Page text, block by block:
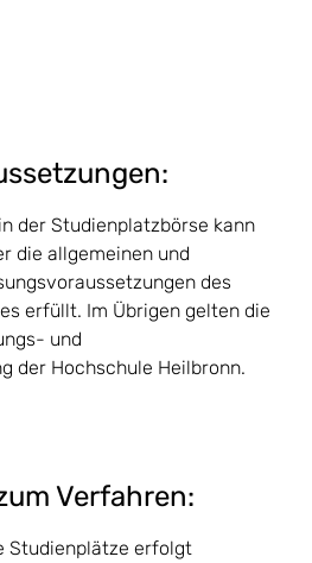
der Studienplatzbörse kann
die allgemeinen und
des
erfüllt. Im Übrigen gelten die
und
der Hochschule Heilbronn.
Verfahren:
Studienplätze erfolgt